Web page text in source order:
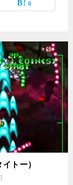
0
トー）